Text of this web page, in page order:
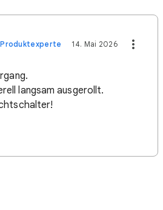
14. Mai 2026
langsam ausgerollt.